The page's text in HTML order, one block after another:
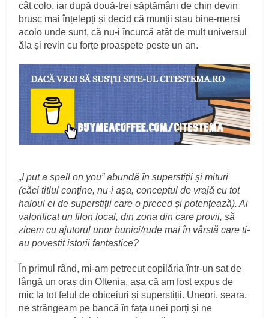
cât colo, iar după două-trei săptămâni de chin devin
brusc mai înțelepți și decid că munții stau bine-mersi
acolo unde sunt, că nu-i încurcă atât de mult universul
ăla și revin cu forțe proaspete peste un an.
„I put a spell on you” abundă în superstiții și mituri
(căci titlul conține, nu-i așa, conceptul de vrajă cu tot
haloul ei de superstiții care o preced și potențează). Ai
valorificat un filon local, din zona din care provii, să
zicem cu ajutorul unor bunici/rude mai în vârstă care ți-
au povestit istorii fantastice?
În primul rând, mi-am petrecut copilăria într-un sat de
lângă un oraș din Oltenia, așa că am fost expus de
mic la tot felul de obiceiuri și superstiții. Uneori, seara,
ne strângeam pe bancă în fața unei porți și ne